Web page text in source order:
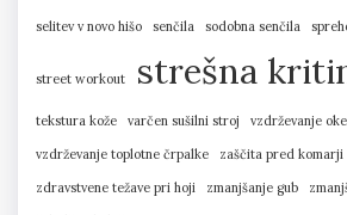
selitev v novo hišo senčila sodobna senčila
street workout strešna
tekstura kože varčen sušilni stroj
vzdrževanje
vzdrževanje toplotne črpalke
zaščita pred komarji
zdravstvene težave pri hoji
zmanjšanje gub